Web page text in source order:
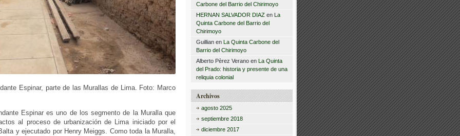
Espinar, parte de las Murallas de Lima. Foto: Marco
Espinar es uno de los segmento de la Muralla que
al proceso de urbanización de Lima iniciado por el
y ejecutado por Henry Meiggs. Como toda la Muralla,
Carbone del Barrio del Chirimoyo
HERNAN SALVADOR DIAZ en La
Quinta Carbone del Barrio del
Chirimoyo
Guillian en La Quinta Carbone del
Barrio del Chirimoyo
Alberto Pèrez Verano en La Quinta
del Prado: historia y presente de una
reliquia colonial
Archivos
agosto 2025
septiembre 2018
diciembre 2017